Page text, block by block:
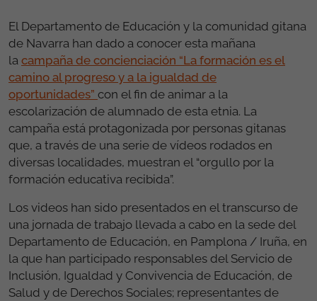
El Departamento de Educación y la comunidad gitana
de Navarra han dado a conocer esta mañana
la campaña de concienciación “La formación es el
camino al progreso y a la igualdad de
oportunidades” con el fin de animar a la
escolarización de alumnado de esta etnia. La
campaña está protagonizada por personas gitanas
que, a través de una serie de vídeos rodados en
diversas localidades, muestran el “orgullo por la
formación educativa recibida”.
Los videos han sido presentados en el transcurso de
una jornada de trabajo llevada a cabo en la sede del
Departamento de Educación, en Pamplona / Iruña, en
la que han participado responsables del Servicio de
Inclusión, Igualdad y Convivencia de Educación, de
Salud y de Derechos Sociales; representantes de